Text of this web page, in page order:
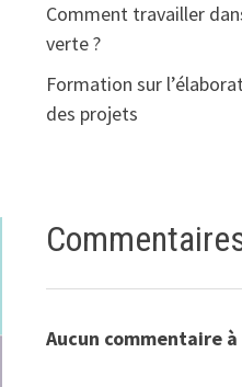
Comment travailler
verte ?
Formation sur
des projets
Aucun commentaire